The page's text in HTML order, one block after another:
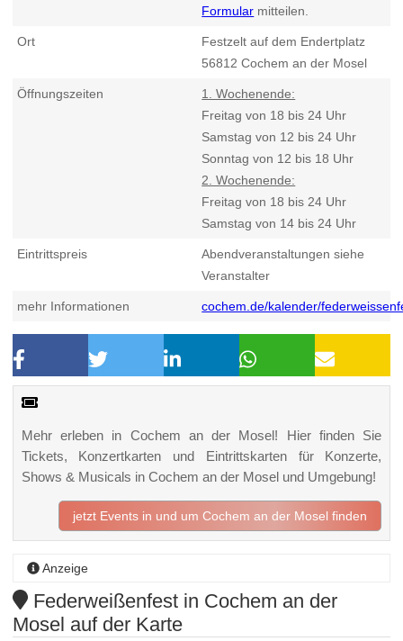
Formular mitteilen.
Ort
Festzelt auf dem Endertplatz
56812 Cochem an der Mosel
Öffnungszeiten
1. Wochenende:
Freitag von 18 bis 24 Uhr
Samstag von 12 bis 24 Uhr
Sonntag von 12 bis 18 Uhr
2. Wochenende:
Freitag von 18 bis 24 Uhr
Samstag von 14 bis 24 Uhr
Eintrittspreis
Abendveranstaltungen siehe
Veranstalter
mehr Informationen cochem.de/kalender/
Mehr erleben in Cochem an der Mosel! Hier finden Sie
Tickets, Konzertkarten und Eintrittskarten für Konzerte,
Shows & Musicals in Cochem an der Mosel und Umgebung!
jetzt Events in und um Cochem an der Mosel finden
Anzeige
Federweißenfest in Cochem an der
Mosel auf der Karte